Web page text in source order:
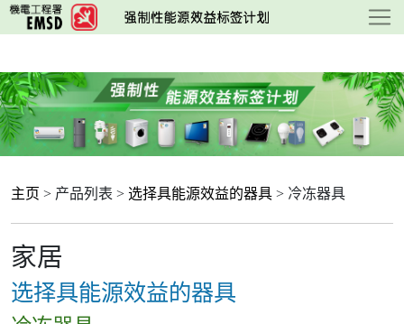
跳
至
要
内
容
主页 > 产品列表 > 选择具能源效益的器具 > 冷冻器具
家居
选择具能源效益的器具